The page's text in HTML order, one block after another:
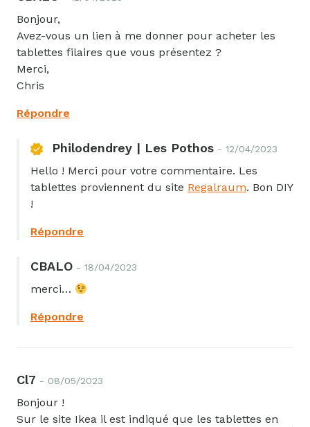
poser sur cet article ? Vous êtes au bon endroit !
Votre commentaire
Nom / pseudo
Adresse email*
navigateur pour mon prochain commentaire.
Alternative:
Bonjour,
Avez-vous un lien à me donner pour acheter les
tablettes filaires que vous présentez ?
Merci,
Chris
Répondre
Philodendrey | Les Pothos - 12/04/2023
Hello ! Merci pour votre commentaire. Les
tablettes proviennent du site Regalraum. Bon DIY
!
Répondre
CBALO - 18/04/2023
merci…
Répondre
Cl7 - 08/05/2023
Bonjour !
Sur le site Ikea il est indiqué que les tablettes en